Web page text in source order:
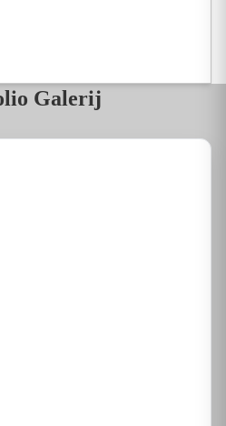
Galerij